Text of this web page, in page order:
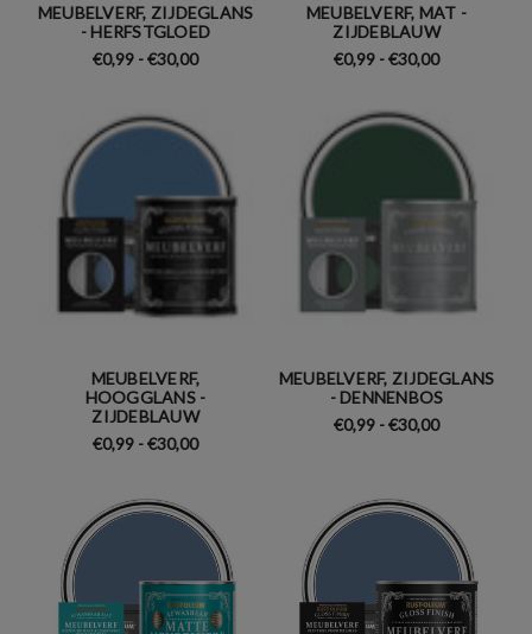
MEUBELVERF, ZIJDEGLANS
- HERFSTGLOED
€0,99 - €30,00
MEUBELVERF, MAT -
ZIJDEBLAUW
€0,99 - €30,00
MEUBELVERF,
HOOGGLANS -
ZIJDEBLAUW
€0,99 - €30,00
MEUBELVERF, ZIJDEGLANS
- DENNENBOS
€0,99 - €30,00